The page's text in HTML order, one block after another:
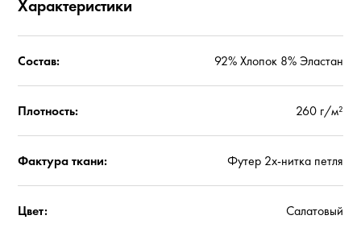
Характеристики
Состав: 92% Хлопок 8% Эластан
Плотность: 260 г/м²
Фактура ткани: Футер 2х-нитка петля
Цвет: Салатовый